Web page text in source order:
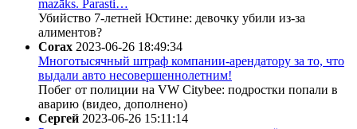
mazāks. Parasti…
Убийство 7-летней Юстине: девочку убили из-за
алиментов?
Corax 2023-06-26 18:49:34
Многотысячный штраф компании-арендатору за то, что
выдали авто несовершеннолетним!
Побег от полиции на VW Citybee: подростки попали в
аварию (видео, дополнено)
Сергей 2023-06-26 15:11:14